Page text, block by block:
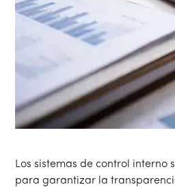
Los sistemas de control interno
para garantizar la